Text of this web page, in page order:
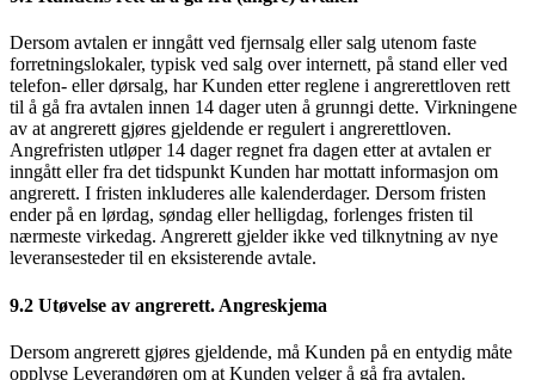
Dersom avtalen er inngått ved fjernsalg eller salg utenom faste
forretningslokaler, typisk ved salg over internett, på stand eller ved
telefon- eller dørsalg, har Kunden etter reglene i angrerettloven rett
til å gå fra avtalen innen 14 dager uten å grunngi dette. Virkningene
av at angrerett gjøres gjeldende er regulert i angrerettloven.
Angrefristen utløper 14 dager regnet fra dagen etter at avtalen er
inngått eller fra det tidspunkt Kunden har mottatt informasjon om
angrerett. I fristen inkluderes alle kalenderdager. Dersom fristen
ender på en lørdag, søndag eller helligdag, forlenges fristen til
nærmeste virkedag. Angrerett gjelder ikke ved tilknytning av nye
leveransesteder til en eksisterende avtale.
9.2 Utøvelse av angrerett. Angreskjema
Dersom angrerett gjøres gjeldende, må Kunden på en entydig måte
opplyse Leverandøren om at Kunden velger å gå fra avtalen.